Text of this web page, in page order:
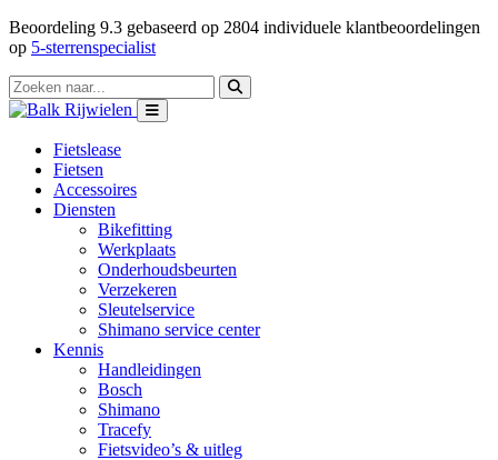
Beoordeling 9.3 gebaseerd op 2804 individuele klantbeoordelingen
op 5-sterrenspecialist
Fietslease
Fietsen
Accessoires
Diensten
Bikefitting
Werkplaats
Onderhoudsbeurten
Verzekeren
Sleutelservice
Shimano service center
Kennis
Handleidingen
Bosch
Shimano
Tracefy
Fietsvideo’s & uitleg